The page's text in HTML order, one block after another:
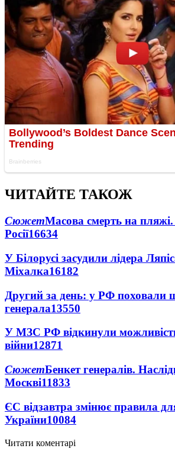
ЧИТАЙТЕ ТАКОЖ
СюжетМасова смерть на
Росії16634
У Білорусі засудили лідера
Міхалка16182
Другий за день: у РФ поховали
генерала13550
У МЗС РФ відкинули
війни12871
СюжетБенкет генералів.
Москві11833
ЄС відзавтра змінює правила
України10084
Читати коментарі